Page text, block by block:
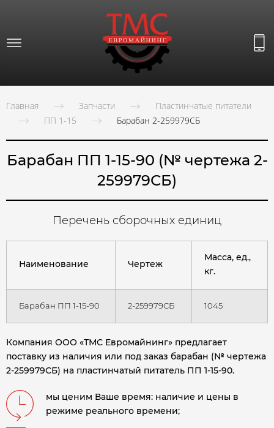
Главная Запчасти
Пластинчатые питатели
ПП 1-15
Барабан 2-259979СБ
Барабан ПП 1-15-90 (№ чертежа 2-
259979СБ)
Перечень сборочных единиц
Наименование Чертеж
Масса, ед.,
кг.
Барабан ПП 1-15-90 2-259979СБ 1045
Компания ООО «ТМС Евромайнинг» предлагает
поставку из наличия или под заказ барабан (№ чертежа
2-259979СБ) на пластинчатый питатель ПП 1-15-90.
мы ценим Ваше время: наличие и цены в
режиме реального времени;